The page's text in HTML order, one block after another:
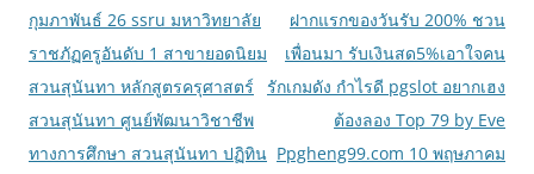
นำทาง
เรื่อง
กุมภาพันธ์ 26 ssru มหาวิทยาลัย
ราชภัฏครูอันดับ 1 สาขายอดนิยม
สวนสุนันทา หลักสูตรครุศาสตร์
สวนสุนันทา ศูนย์พัฒนาวิชาชีพ
ทางการศึกษา สวนสุนันทา ปฏิทิน
ฝากแรกของวันรับ 200% ชวน
เพื่อนมา รับเงินสด5%เอาใจคน
รักเกมดัง กำไรดี pgslot อยากเฮง
ต้องลอง Top 79 by Eve
Ppgheng99.com 10 พฤษภาคม